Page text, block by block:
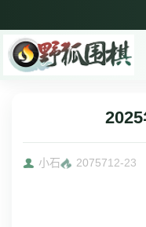
小石 2075712-23